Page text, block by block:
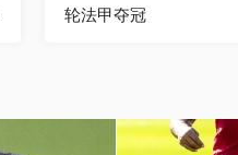
轮法甲夺冠